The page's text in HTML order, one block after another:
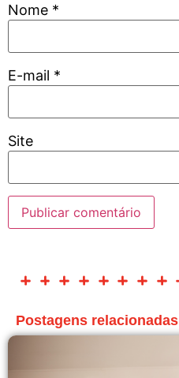
Nome *
E-mail *
Site
Postagens relacionadas